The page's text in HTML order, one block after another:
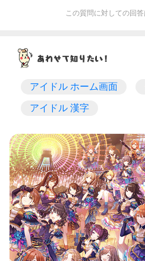
この質問に対しての回
アイドル ホーム画面
アイドル 漢字